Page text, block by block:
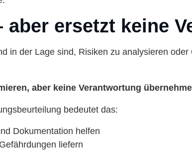
aber ersetzt keine
in der Lage sind, Risiken zu analysieren
aber keine Verantwortung
bedeutet das:
Dokumentation helfen
liefern